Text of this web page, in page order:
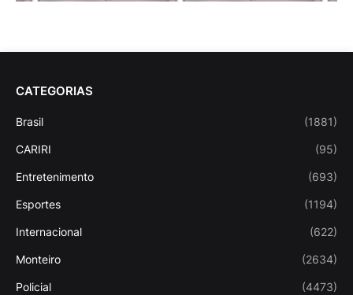
CATEGORIAS
Brasil (1881)
CARIRI (95)
Entretenimento (693)
Esportes (1194)
Internacional (622)
Monteiro (2634)
Policial (4473)